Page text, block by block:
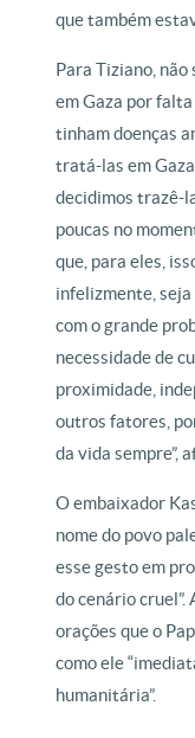
que também
Para Tiziano,
em Gaza por
tinham doenças
tratá-las em
decidimos trazê-
poucas no
que, para eles,
infelizmente, seja
com o grande
necessidade de
proximidade,
outros fatores,
da vida sempre”,
O embaixador
nome do povo
esse gesto em
do cenário cruel”.
orações que o
como ele
humanitária”.